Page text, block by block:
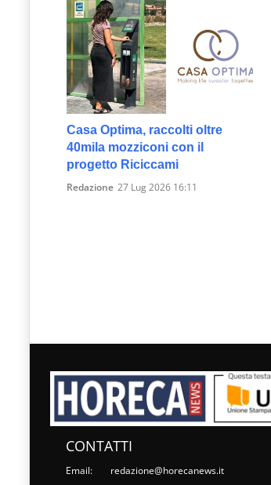
Casa Optima, raccolti oltre
40mila mozziconi con il
progetto Riciccami
Redazione 27 Lug 2026 16:11
CONTATTI
Email: redazione@horecanews.it